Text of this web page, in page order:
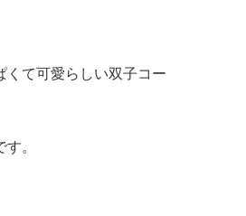
て可愛らしい双子コー
。